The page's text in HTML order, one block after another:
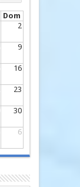
Dom
2
9
16
23
30
6